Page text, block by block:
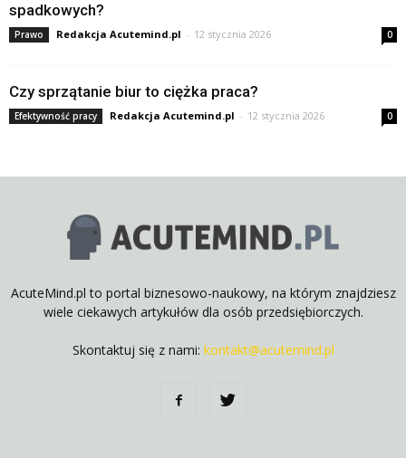
spadkowych?
Prawo Redakcja Acutemind.pl - 12 stycznia 2026 0
Czy sprzątanie biur to ciężka praca?
Efektywność pracy Redakcja Acutemind.pl - 12 stycznia 2026 0
AcuteMind.pl to portal biznesowo-naukowy, na którym znajdziesz
wiele ciekawych artykułów dla osób przedsiębiorczych.
Skontaktuj się z nami: kontakt@acutemind.pl